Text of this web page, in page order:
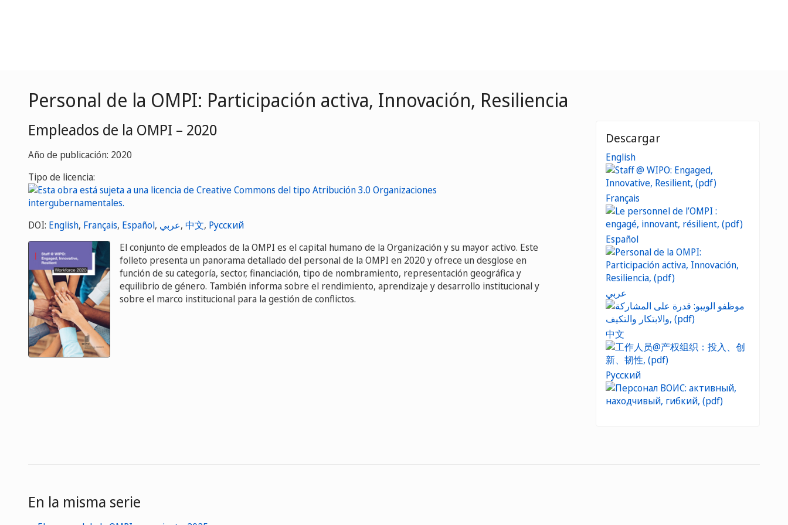
Personal de la OMPI: Participación activa, Innovación, Resiliencia
Empleados de la OMPI – 2020
Año de publicación: 2020
Tipo de licencia:
DOI: English, Français, Español, عربي, 中文, Русский
El conjunto de empleados de la OMPI es el capital humano de la Organización y su mayor activo. Este
folleto presenta un panorama detallado del personal de la OMPI en 2020 y ofrece un desglose en
función de su categoría, sector, financiación, tipo de nombramiento, representación geográfica y
equilibrio de género. También informa sobre el rendimiento, aprendizaje y desarrollo institucional y
sobre el marco institucional para la gestión de conflictos.
Descargar
English
Français
Español
عربي
中文
Русский
En la misma serie